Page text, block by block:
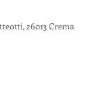
26013 Crema